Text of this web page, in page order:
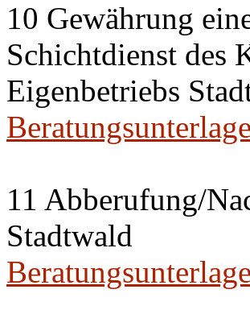
10 Gewährung
Schichtdienst des
Eigenbetriebs
11 Abberufung/
Stadtwald